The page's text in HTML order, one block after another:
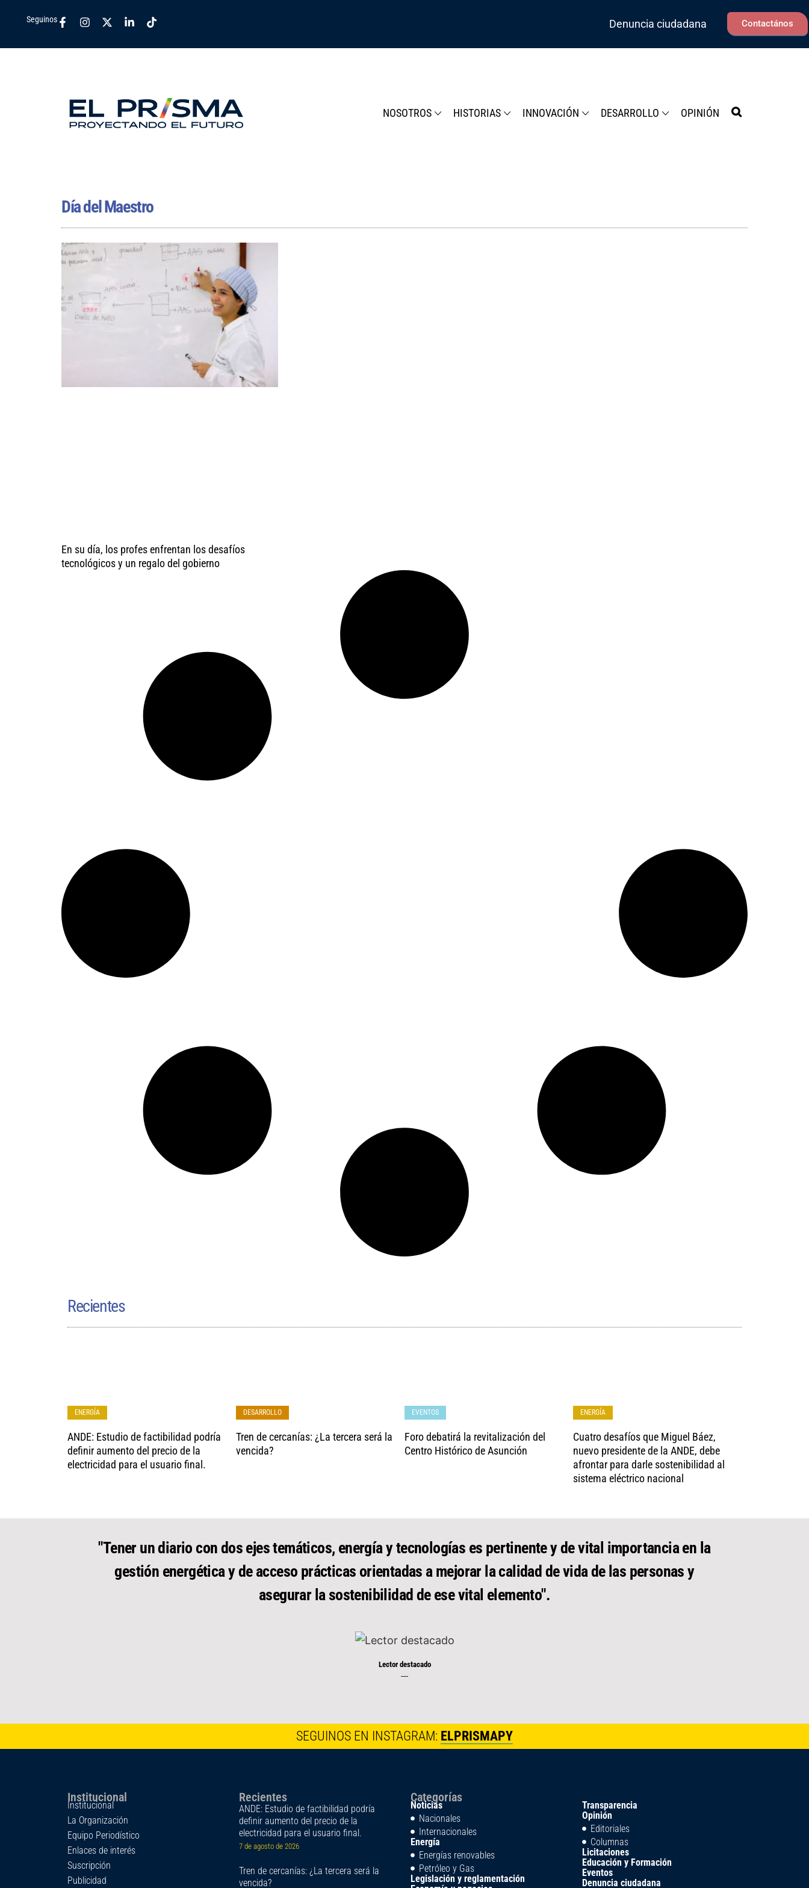
Seguinos Denuncia ciudadana Contactános
NOSOTROS HISTORIAS INNOVACIÓN DESARROLLO OPINIÓN
Día del Maestro
En su día, los profes enfrentan los desafíos
tecnológicos y un regalo del gobierno
Recientes
ANDE: Estudio de factibilidad podría
definir aumento del precio de la
electricidad para el usuario final.
ENERGÍA
Tren de cercanías: ¿La tercera será la
vencida?
DESARROLLO
Foro debatirá la revitalización del
Centro Histórico de Asunción
EVENTOS
Cuatro desafíos que Miguel Báez,
nuevo presidente de la ANDE, debe
afrontar para darle sostenibilidad al
sistema eléctrico nacional
ENERGÍA
"Tener un diario con dos ejes temáticos, energía y tecnologías es pertinente y de vital importancia en la
gestión energética y de acceso prácticas orientadas a mejorar la calidad de vida de las personas y
asegurar la sostenibilidad de ese vital elemento".
Lector destacado
----
SEGUINOS EN INSTAGRAM: ELPRISMAPY
Institucional
Institucional
La Organización
Equipo Periodístico
Enlaces de interés
Suscripción
Publicidad
Recientes
ANDE: Estudio de factibilidad podría
definir aumento del precio de la
electricidad para el usuario final.
7 de agosto de 2026
Tren de cercanías: ¿La tercera será la
vencida?
Categorías
Noticias
Nacionales
Internacionales
Energía
Energías renovables
Petróleo y Gas
Legislación y reglamentación
Transparencia
Opinión
Editoriales
Columnas
Licitaciones
Educación y Formación
Eventos
Denuncia ciudadana